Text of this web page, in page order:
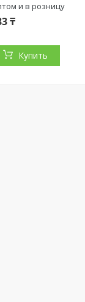
и в розницу
₸
Купить